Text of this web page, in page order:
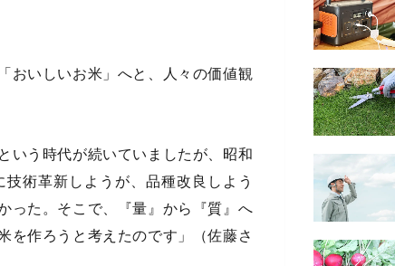
おいしいお米」へと、人々の価値観
いう時代が続いていましたが、昭和
術革新しようが、品種改良しよう
った。そこで、『量』から『質』へ
を作ろうと考えたのです」（佐藤さ